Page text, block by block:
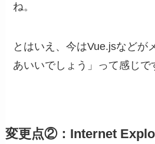
ね。
とはいえ、今はVue.jsなどが
あいいでしょう」って感じで
変更点②：Internet